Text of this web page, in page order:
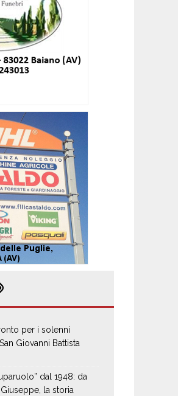
per i solenni
Giovanni Battista
dal 1948: da
la storia